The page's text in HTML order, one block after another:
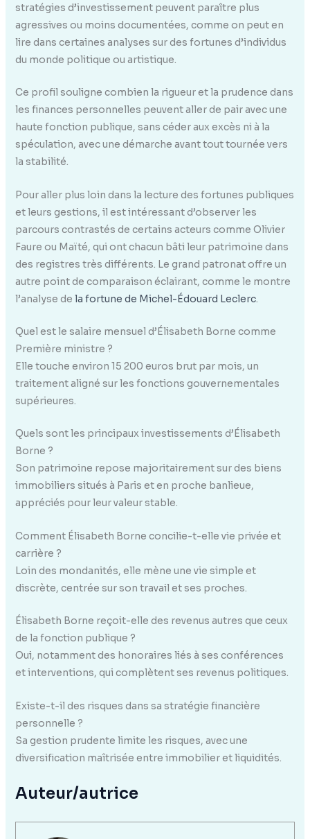
stratégies d’investissement peuvent paraître plus
agressives ou moins documentées, comme on peut en
lire dans certaines analyses sur des fortunes d’individus
du monde politique ou artistique.
Ce profil souligne combien la rigueur et la prudence dans
les finances personnelles peuvent aller de pair avec une
haute fonction publique, sans céder aux excès ni à la
spéculation, avec une démarche avant tout tournée vers
la stabilité.
Pour aller plus loin dans la lecture des fortunes publiques
et leurs gestions, il est intéressant d’observer les
parcours contrastés de certains acteurs comme Olivier
Faure ou Maïté, qui ont chacun bâti leur patrimoine dans
des registres très différents. Le grand patronat offre un
autre point de comparaison éclairant, comme le montre
l’analyse de la fortune de Michel-Édouard Leclerc.
Quel est le salaire mensuel d’Élisabeth Borne comme
Première ministre ?
Elle touche environ 15 200 euros brut par mois, un
traitement aligné sur les fonctions gouvernementales
supérieures.
Quels sont les principaux investissements d’Élisabeth
Borne ?
Son patrimoine repose majoritairement sur des biens
immobiliers situés à Paris et en proche banlieue,
appréciés pour leur valeur stable.
Comment Élisabeth Borne concilie-t-elle vie privée et
carrière ?
Loin des mondanités, elle mène une vie simple et
discrète, centrée sur son travail et ses proches.
Élisabeth Borne reçoit-elle des revenus autres que ceux
de la fonction publique ?
Oui, notamment des honoraires liés à ses conférences
et interventions, qui complètent ses revenus politiques.
Existe-t-il des risques dans sa stratégie financière
personnelle ?
Sa gestion prudente limite les risques, avec une
diversification maîtrisée entre immobilier et liquidités.
Auteur/autrice